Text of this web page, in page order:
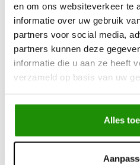
en om ons websiteverkeer te
informatie over uw gebruik
partners voor social media,
partners kunnen deze
informatie die u aan ze heeft
verzameld op basis van uw
Alles
with pair of Centre
€15,70